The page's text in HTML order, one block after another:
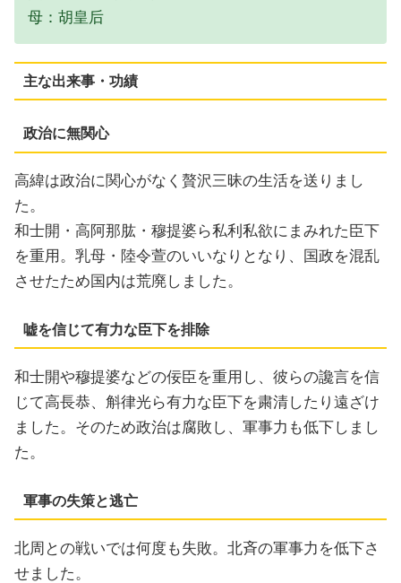
母：胡皇后
主な出来事・功績
政治に無関心
高緯は政治に関心がなく贅沢三昧の生活を送りまし
た。
和士開・高阿那肱・穆提婆ら私利私欲にまみれた臣下
を重用。乳母・陸令萱のいいなりとなり、国政を混乱
させたため国内は荒廃しました。
嘘を信じて有力な臣下を排除
和士開や穆提婆などの佞臣を重用し、彼らの讒言を信
じて高長恭、斛律光ら有力な臣下を粛清したり遠ざけ
ました。そのため政治は腐敗し、軍事力も低下しまし
た。
軍事の失策と逃亡
北周との戦いでは何度も失敗。北斉の軍事力を低下さ
せました。